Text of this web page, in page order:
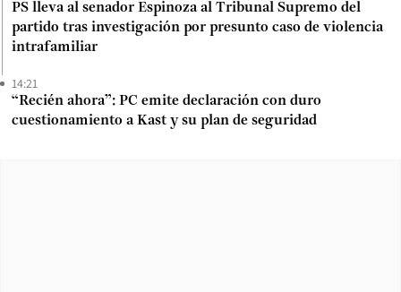
PS lleva al senador Espinoza al Tribunal Supremo del
partido tras investigación por presunto caso de violencia
intrafamiliar
14:21
“Recién ahora”: PC emite declaración con duro
cuestionamiento a Kast y su plan de seguridad